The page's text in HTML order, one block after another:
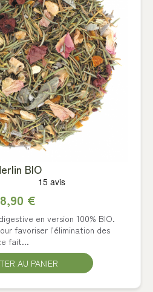
BIO
8,90 €
en version 100% BIO.
favoriser l'élimination des
fait...
AU PANIER